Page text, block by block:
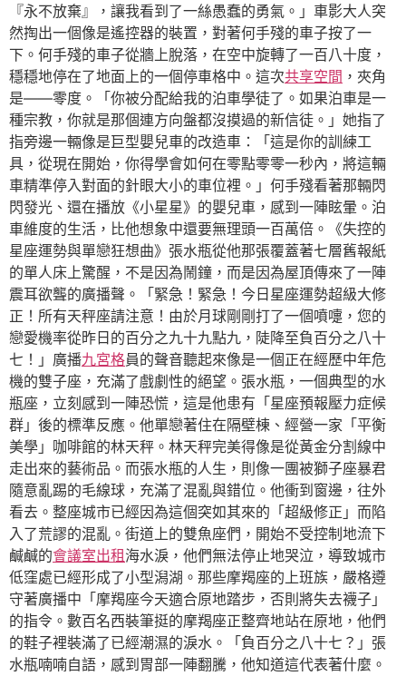
『永不放棄』，讓我看到了一絲愚蠢的勇氣。」車影大人突
然掏出一個像是遙控器的裝置，對著何手殘的車子按了一
下。何手殘的車子從牆上脫落，在空中旋轉了一百八十度，
穩穩地停在了地面上的一個停車格中。這次共享空間 ，夾角
是——零度。「你被分配給我的泊車學徒了。如果泊車是一
種宗教，你就是那個連方向盤都沒摸過的新信徒。」她指了
指旁邊一輛像是巨型嬰兒車的改造車：「這是你的訓練工
具，從現在開始，你得學會如何在零點零零一秒內，將這輛
車精準停入對面的針眼大小的車位裡。」何手殘看著那輛閃
閃發光、還在播放《小星星》的嬰兒車，感到一陣眩暈。泊
車維度的生活，比他想象中還要無理頭一百萬倍。《失控的
星座運勢與單戀狂想曲》張水瓶從他那張覆蓋著七層舊報紙
的單人床上驚醒，不是因為鬧鐘，而是因為屋頂傳來了一陣
震耳欲聾的廣播聲。「緊急！緊急！今日星座運勢超級大修
正！所有天秤座請注意！由於月球剛剛打了一個噴嚏，您的
戀愛機率從昨日的百分之九十九點九，陡降至負百分之八十
七！」廣播九宮格員的聲音聽起來像是一個正在經歷中年危
機的雙子座，充滿了戲劇性的絕望。張水瓶，一個典型的水
瓶座，立刻感到一陣恐慌，這是他患有「星座預報壓力症候
群」後的標準反應。他單戀著住在隔壁棟、經營一家「平衡
美學」咖啡館的林天秤。林天秤完美得像是從黃金分割線中
走出來的藝術品。而張水瓶的人生，則像一團被獅子座暴君
隨意亂踢的毛線球，充滿了混亂與錯位。他衝到窗邊，往外
看去。整座城市已經因為這個突如其來的「超級修正」而陷
入了荒謬的混亂。街道上的雙魚座們，開始不受控制地流下
鹹鹹的會議室出租 海水淚，他們無法停止地哭泣，導致城市
低窪處已經形成了小型潟湖。那些摩羯座的上班族，嚴格遵
守著廣播中「摩羯座今天適合原地踏步，否則將失去襪子」
的指令。數百名西裝筆挺的摩羯座正整齊地站在原地，他們
的鞋子裡裝滿了已經潮濕的淚水。「負百分之八十七？」張
水瓶喃喃自語，感到胃部一陣翻騰，他知道這代表著什麼。